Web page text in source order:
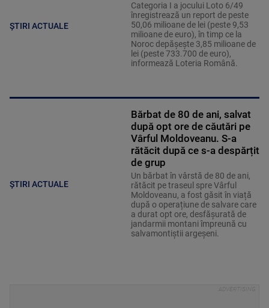
ȘTIRI ACTUALE
Categoria I a jocului Loto 6/49
înregistrează un report de peste
50,06 milioane de lei (peste 9,53
milioane de euro), în timp ce la
Noroc depăşeşte 3,85 milioane de
lei (peste 733.700 de euro),
informează Loteria Română.
ȘTIRI ACTUALE
Bărbat de 80 de ani, salvat
după opt ore de căutări pe
Vârful Moldoveanu. S-a
rătăcit după ce s-a despărțit
de grup
Un bărbat în vârstă de 80 de ani,
rătăcit pe traseul spre Vârful
Moldoveanu, a fost găsit în viață
după o operațiune de salvare care
a durat opt ore, desfășurată de
jandarmii montani împreună cu
salvamontiștii argeșeni.